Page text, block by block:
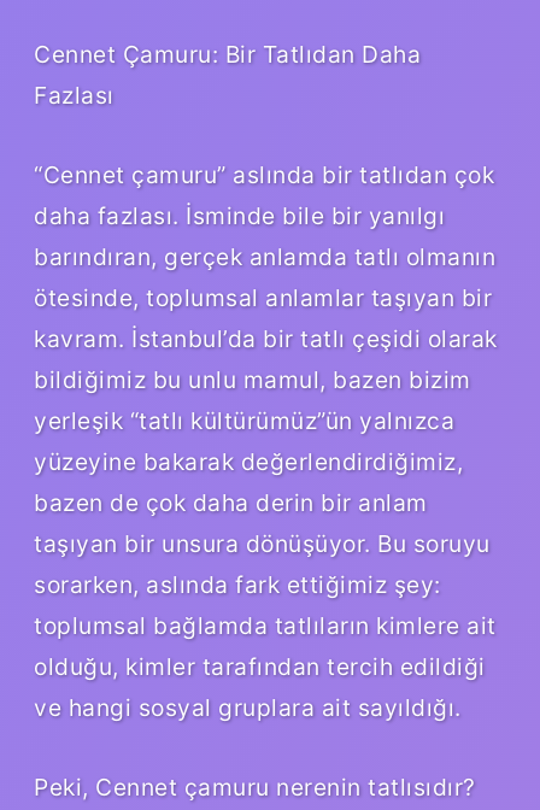
Cennet Çamuru: Bir Tatlıdan Daha
Fazlası
“Cennet çamuru” aslında bir tatlıdan çok
daha fazlası. İsminde bile bir yanılgı
barındıran, gerçek anlamda tatlı olmanın
ötesinde, toplumsal anlamlar taşıyan bir
kavram. İstanbul’da bir tatlı çeşidi olarak
bildiğimiz bu unlu mamul, bazen bizim
yerleşik “tatlı kültürümüz”ün yalnızca
yüzeyine bakarak değerlendirdiğimiz,
bazen de çok daha derin bir anlam
taşıyan bir unsura dönüşüyor. Bu soruyu
sorarken, aslında fark ettiğimiz şey:
toplumsal bağlamda tatlıların kimlere ait
olduğu, kimler tarafından tercih edildiği
ve hangi sosyal gruplara ait sayıldığı.
Peki, Cennet çamuru nerenin tatlısıdır?